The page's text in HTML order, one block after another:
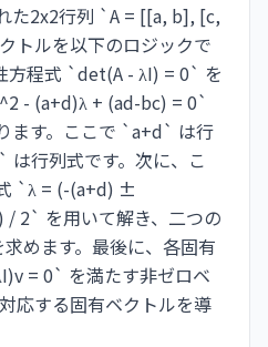
た2x2行列 `A = [[a, b], [c,
トルを以下のロジックで
方程式 `det(A - λI) = 0` を
- (a+d)λ + (ad-bc) = 0`
ます。ここで `a+d` は行
行列式です。次に、こ
`λ = (-(a+d) ±
2` を用いて解き、二つの
めます。最後に、各固有
= 0` を満たす非ゼロベ
応する固有ベクトルを導